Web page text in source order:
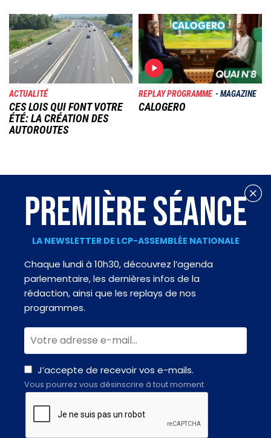
Image
ACTUALITÉ
CES LOIS QUI FONT VOTRE
ÉTÉ: LA CRÉATION DES
AUTOROUTES
Image
REPLAY PROGRAMME MAGAZINE
CALOGERO
PREMIÈRE SÉANCE
LA NEWSLETTER DE LCP-ASSEMBLÉE NATIONALE
Chaque lundi à 10h30, découvrez l’agenda
parlementaire, les dernières infos de la
rédaction, ainsi que les replays de nos
programmes.
J’accepte de recevoir vos e-mails.
Vous pourrez vous désinscrire à tout moment